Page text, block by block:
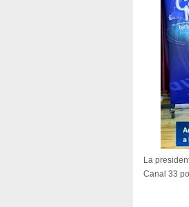
La
Canal 33